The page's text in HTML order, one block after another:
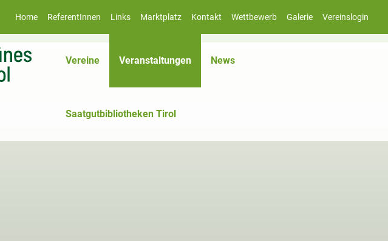
Home ReferentInnen Links Marktplatz Kontakt Wettbewerb Galerie Vereinslogin
Vereine Veranstaltungen(aktiv)News
Saatgutbibliotheken Tirol